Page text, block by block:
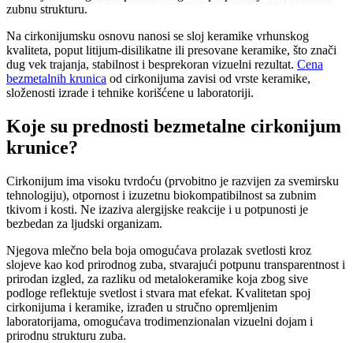
zubnu strukturu.
Na cirkonijumsku osnovu nanosi se sloj keramike vrhunskog
kvaliteta, poput litijum-disilikatne ili presovane keramike, što znači
dug vek trajanja, stabilnost i besprekoran vizuelni rezultat. Cena
bezmetalnih krunica od cirkonijuma zavisi od vrste keramike,
složenosti izrade i tehnike korišćene u laboratoriji.
Koje su prednosti bezmetalne cirkonijum
krunice?
Cirkonijum ima visoku tvrdoću (prvobitno je razvijen za svemirsku
tehnologiju), otpornost i izuzetnu biokompatibilnost sa zubnim
tkivom i kosti. Ne izaziva alergijske reakcije i u potpunosti je
bezbedan za ljudski organizam.
Njegova mlečno bela boja omogućava prolazak svetlosti kroz
slojeve kao kod prirodnog zuba, stvarajući potpunu transparentnost i
prirodan izgled, za razliku od metalokeramike koja zbog sive
podloge reflektuje svetlost i stvara mat efekat. Kvalitetan spoj
cirkonijuma i keramike, izrađen u stručno opremljenim
laboratorijama, omogućava trodimenzionalan vizuelni dojam i
prirodnu strukturu zuba.